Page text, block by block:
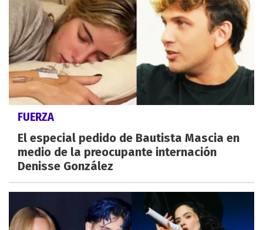
FUERZA
El especial pedido de Bautista Mascia en
medio de la preocupante internación
Denisse González